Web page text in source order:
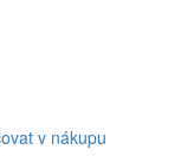
v nákupu